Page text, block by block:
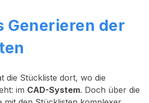
Generieren der
die Stückliste dort, wo die
im CAD-System. Doch über die